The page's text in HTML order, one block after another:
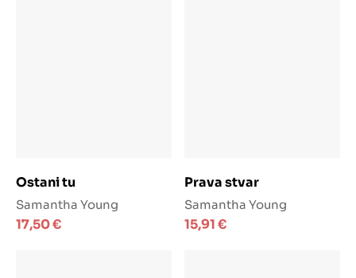
Ostani tu
Samantha Young
17,50€
Prava stvar
Samantha Young
15,91€